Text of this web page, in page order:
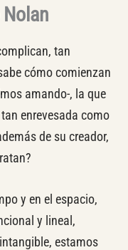
tan
cómo comienzan
amando-, la que
enrevesada como
de su creador,
y en el espacio,
y lineal,
estamos